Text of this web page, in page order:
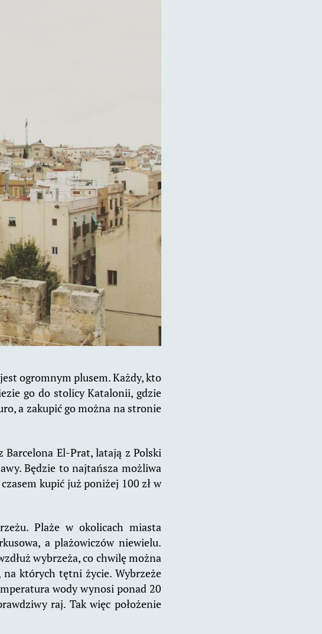
ogromnym plusem. Każdy, kto
go do stolicy Katalonii, gdzie
a zakupić go można na stronie
El-Prat, latają z Polski
Będzie to najtańsza możliwa
kupić już poniżej 100 zł w
Plaże w okolicach miasta
a plażowiczów niewielu.
wybrzeża, co chwilę można
na których tętni życie. Wybrzeże
wody wynosi ponad 20
raj. Tak więc położenie